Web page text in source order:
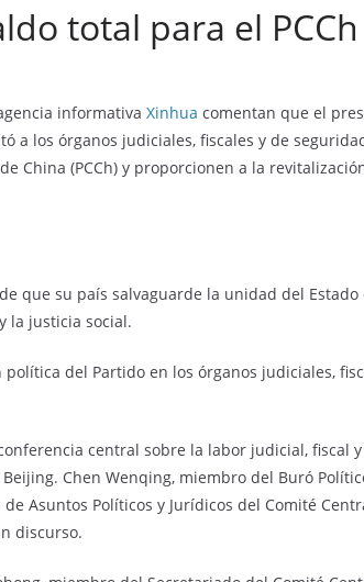
total para el PCCh
informativa Xinhua comentan que el
a los órganos judiciales, fiscales y de
China (PCCh) y proporcionen a la
que su país salvaguarde la unidad del Estado
la justicia social.
del Partido en los órganos judiciales,
central sobre la labor judicial, fiscal
Chen Wenqing, miembro del Buró
Asuntos Políticos y Jurídicos del Comité
discurso.